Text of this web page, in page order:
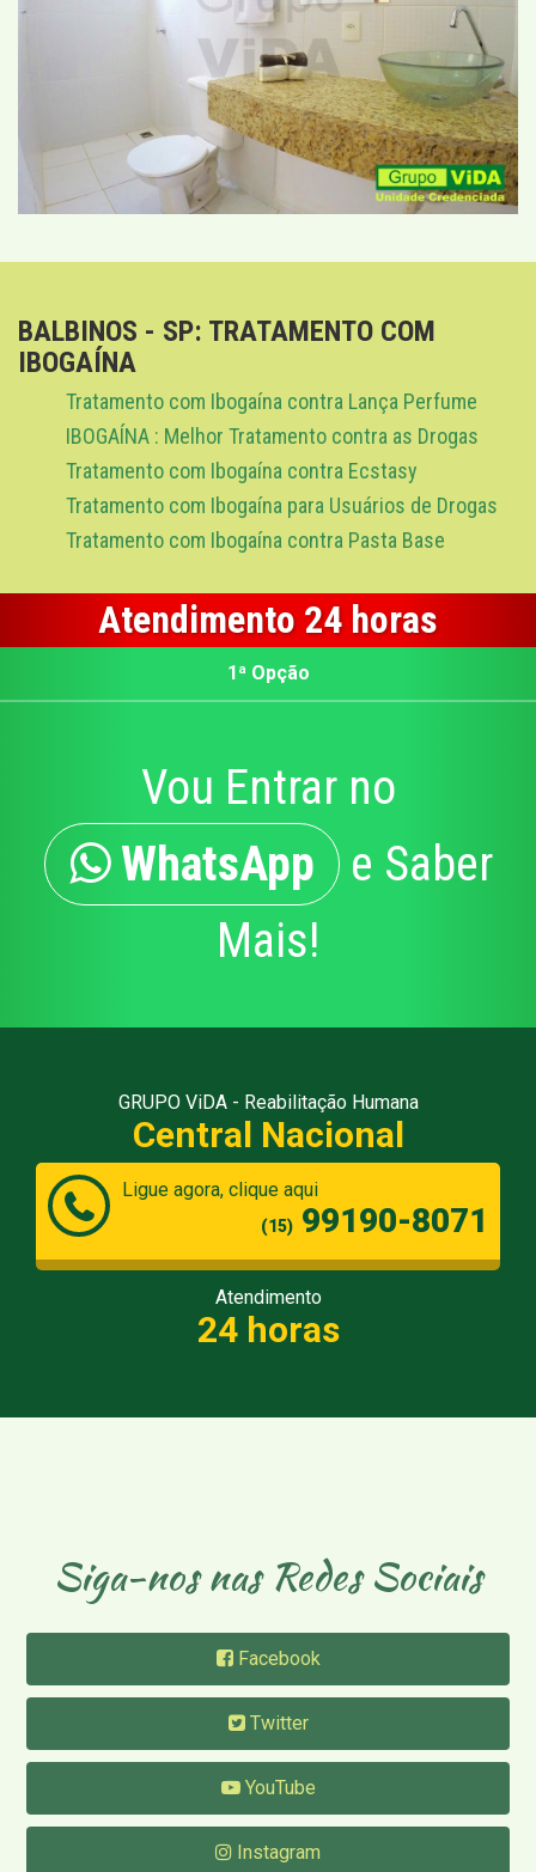
BALBINOS - SP: TRATAMENTO COM
IBOGAÍNA
Tratamento com Ibogaína contra Lança Perfume
IBOGAÍNA : Melhor Tratamento contra as Drogas
Tratamento com Ibogaína contra Ecstasy
Tratamento com Ibogaína para Usuários de Drogas
Tratamento com Ibogaína contra Pasta Base
Atendimento 24 horas
1ª Opção
Vou Entrar no
WhatsApp e Saber
Mais!
GRUPO ViDA - Reabilitação Humana
Central Nacional
Ligue agora, clique aqui
(15) 99190-8071
Atendimento
24 horas
Siga-nos nas Redes Sociais
Facebook
Twitter
YouTube
Instagram